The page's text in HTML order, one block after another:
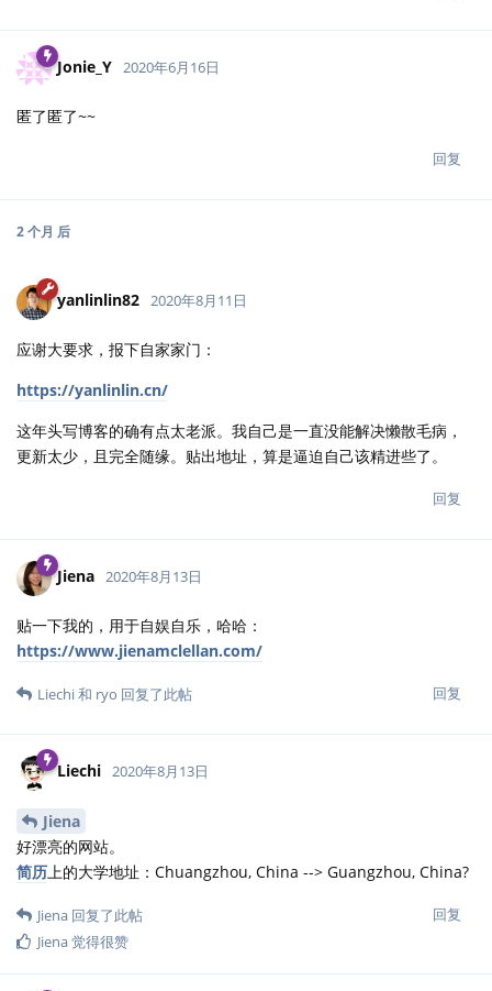
Jonie_Y 2020年6月16日
匿了匿了~~
回复
2 个月 后
yanlinlin82 2020年8月11日
应谢大要求，报下自家家门：
https://yanlinlin.cn/
这年头写博客的确有点太老派。我自己是一直没能解决懒散毛病，
更新太少，且完全随缘。贴出地址，算是逼迫自己该精进些了。
回复
Jiena 2020年8月13日
贴一下我的，用于自娱自乐，哈哈：
https://www.jienamclellan.com/
回复
Liechi和 ryo 回复了此帖
Liechi 2020年8月13日
Jiena
好漂亮的网站。
简历上的大学地址：Chuangzhou, China --> Guangzhou, China?
回复
Jiena 回复了此帖
Jiena觉得很赞